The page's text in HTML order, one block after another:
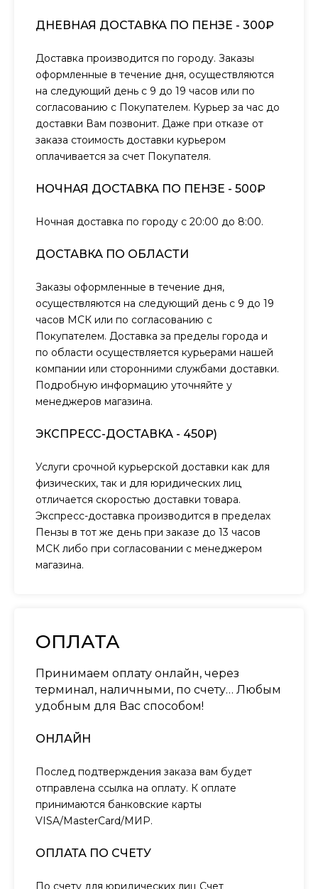
ДНЕВНАЯ ДОСТАВКА ПО ПЕНЗЕ - 300₽
Доставка производится по городу. Заказы
оформленные в течение дня, осуществляются
на следующий день с 9 до 19 часов или по
согласованию с Покупателем. Курьер за час до
доставки Вам позвонит. Даже при отказе от
заказа стоимость доставки курьером
оплачивается за счет Покупателя.
НОЧНАЯ ДОСТАВКА ПО ПЕНЗЕ - 500₽
Ночная доставка по городу с 20:00 до 8:00.
ДОСТАВКА ПО ОБЛАСТИ
Заказы оформленные в течение дня,
осуществляются на следующий день с 9 до 19
часов МСК или по согласованию с
Покупателем. Доставка за пределы города и
по области осуществляется курьерами нашей
компании или сторонними службами доставки.
Подробную информацию уточняйте у
менеджеров магазина.
ЭКСПРЕСС-ДОСТАВКА - 450₽)
Услуги срочной курьерской доставки как для
физических, так и для юридических лиц
отличается скоростью доставки товара.
Экспресс-доставка производится в пределах
Пензы в тот же день при заказе до 13 часов
МСК либо при согласовании с менеджером
магазина.
ОПЛАТА
Принимаем оплату онлайн, через
терминал, наличными, по счету… Любым
удобным для Вас способом!
ОНЛАЙН
Послед подтверждения заказа вам будет
отправлена ссылка на оплату. К оплате
принимаются банковские карты
VISA/MasterCard/МИР.
ОПЛАТА ПО СЧЕТУ
По счету для юридических лиц Счет